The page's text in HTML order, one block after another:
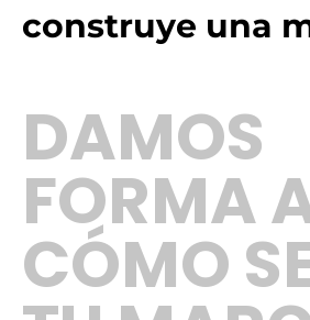
construye una
DAMOS
FORMA
CÓMO